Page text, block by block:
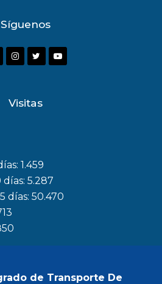
Síguenos
I
a
m
r
Y
Visitas
1.459
días:5.287
días:50.470
de Transporte De